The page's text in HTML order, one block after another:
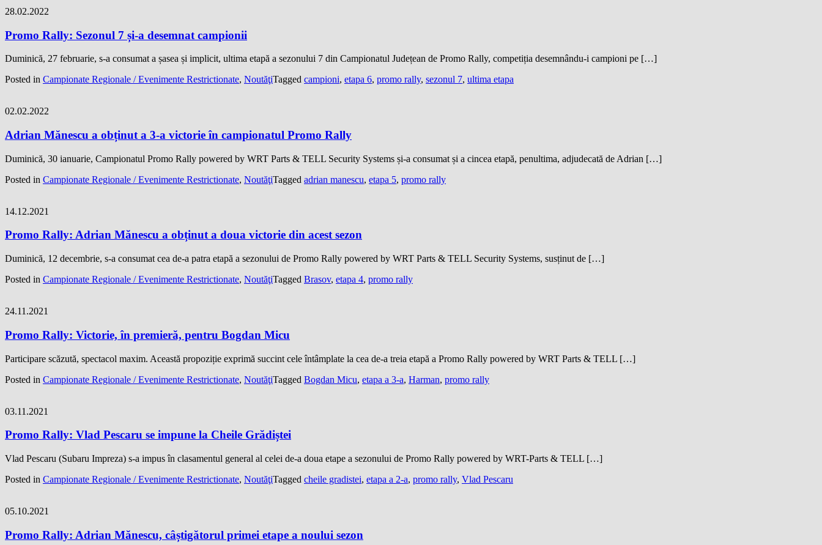
28.02.2022
Promo Rally: Sezonul 7 și-a desemnat campionii
Duminică, 27 februarie, s-a consumat a șasea și implicit, ultima etapă a sezonului 7 din Campionatul Județean de Promo Rally, competiția desemnându-i campioni pe […]
Posted in Campionate Regionale / Evenimente Restrictionate, NoutăţiTagged campioni, etapa 6, promo rally, sezonul 7, ultima etapa
02.02.2022
Adrian Mănescu a obținut a 3-a victorie în campionatul Promo Rally
Duminică, 30 ianuarie, Campionatul Promo Rally powered by WRT Parts & TELL Security Systems și-a consumat și a cincea etapă, penultima, adjudecată de Adrian […]
Posted in Campionate Regionale / Evenimente Restrictionate, NoutăţiTagged adrian manescu, etapa 5, promo rally
14.12.2021
Promo Rally: Adrian Mănescu a obținut a doua victorie din acest sezon
Duminică, 12 decembrie, s-a consumat cea de-a patra etapă a sezonului de Promo Rally powered by WRT Parts & TELL Security Systems, susținut de […]
Posted in Campionate Regionale / Evenimente Restrictionate, NoutăţiTagged Brasov, etapa 4, promo rally
24.11.2021
Promo Rally: Victorie, în premieră, pentru Bogdan Micu
Participare scăzută, spectacol maxim. Această propoziție exprimă succint cele întâmplate la cea de-a treia etapă a Promo Rally powered by WRT Parts & TELL […]
Posted in Campionate Regionale / Evenimente Restrictionate, NoutăţiTagged Bogdan Micu, etapa a 3-a, Harman, promo rally
03.11.2021
Promo Rally: Vlad Pescaru se impune la Cheile Grădiștei
Vlad Pescaru (Subaru Impreza) s-a impus în clasamentul general al celei de-a doua etape a sezonului de Promo Rally powered by WRT-Parts & TELL […]
Posted in Campionate Regionale / Evenimente Restrictionate, NoutăţiTagged cheile gradistei, etapa a 2-a, promo rally, Vlad Pescaru
05.10.2021
Promo Rally: Adrian Mănescu, câștigătorul primei etape a noului sezon